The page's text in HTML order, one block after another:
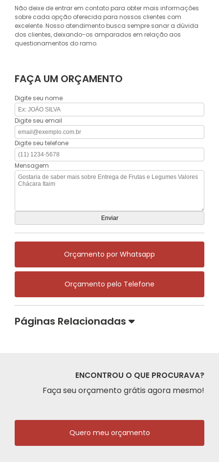
Não deixe de entrar em contato para obter mais informações
sobre cada opção oferecida para nossos clientes com
excelente. Nosso atendimento busca sempre sanar a dúvida
dos clientes, deixando-os amparados em relação aos
questionamentos do ramo.
FAÇA UM ORÇAMENTO
Digite seu nome
Digite seu email
Digite seu telefone
Mensagem
Orçamento por Whatsapp
Orçamento pelo Telefone
Páginas Relacionadas
ENCONTROU O QUE PROCURAVA?
Faça seu orçamento grátis agora mesmo!
Quero meu orçamento